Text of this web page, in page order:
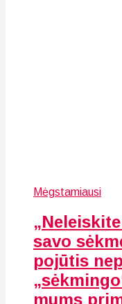
Mėgstamiausi
savo
pojūtis
mums